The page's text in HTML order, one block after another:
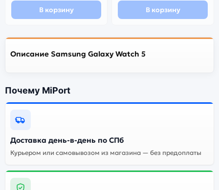
В корзину В корзину
Описание Samsung Galaxy Watch 5
Почему MiPort
Доставка день-в-день по СПб
Курьером или самовывозом из магазина — без предоплаты